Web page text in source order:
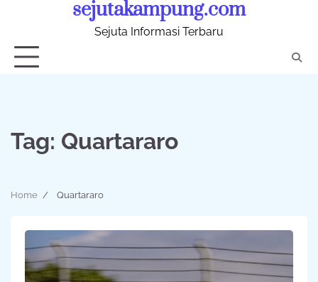
sejutakampung.com
Sejuta Informasi Terbaru
Tag: Quartararo
Home Quartararo